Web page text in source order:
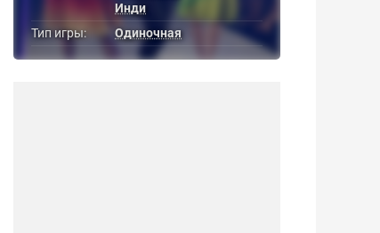
Инди
Тип игры:
Одиночная